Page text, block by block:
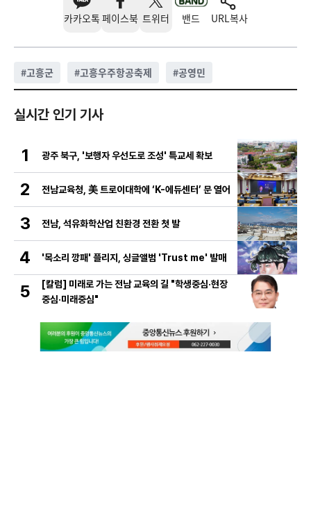
카카오톡 페이스북 트위터 밴드 URL복사
#고흥군 #고흥우주항공축제 #공영민
실시간 인기 기사
1 광주 북구, '보행자 우선도로 조성' 특교세 확보
2 전남교육청, 美 트로이대학에 ‘K-에듀센터’ 문 열어
3 전남, 석유화학산업 친환경 전환 첫 발
4 '목소리 깡패' 플리지, 싱글앨범 'Trust me' 발매
5
[칼럼] 미래로 가는 전남 교육의 길 "학생중심·현장
중심·미래중심"